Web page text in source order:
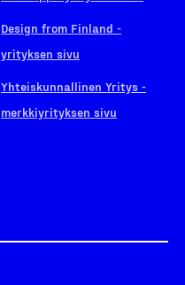
Design from Finland -
yrityksen sivu
Yhteiskunnallinen Yritys -
merkkiyrityksen sivu